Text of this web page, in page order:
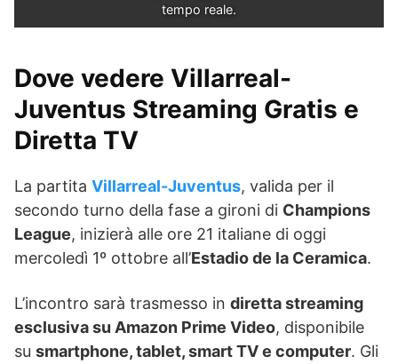
tempo reale.
Dove vedere Villarreal-
Juventus Streaming Gratis e
Diretta TV
La partita Villarreal-Juventus, valida per il
secondo turno della fase a gironi di Champions
League, inizierà alle ore 21 italiane di oggi
mercoledì 1º ottobre all’Estadio de la Ceramica.
L’incontro sarà trasmesso in diretta streaming
esclusiva su Amazon Prime Video, disponibile
su smartphone, tablet, smart TV e computer. Gli